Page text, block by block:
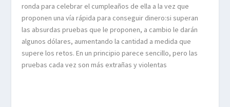
ronda para celebrar el cumpleaños de ella a la vez que
proponen una vía rápida para conseguir dinero:si superan
las absurdas pruebas que le proponen, a cambio le darán
algunos dólares, aumentando la cantidad a medida que
supere los retos. En un principio parece sencillo, pero las
pruebas cada vez son más extrañas y violentas